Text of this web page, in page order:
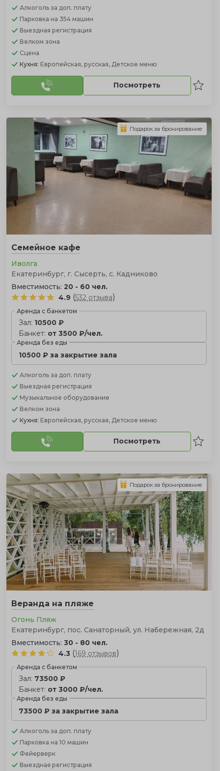
Алкоголь за доп. плату
Парковка на 354 машин
Выездная регистрация
Велком зона
Сцена
Кухня: Европейская, русская, Детское меню
Посмотреть
Семейное кафе
Иволга
Екатеринбург, г. Сысерть, с. Кадниково
Вместимость: 20 - 60 чел.
4.9 (532 отзыва)
Аренда с банкетом
Зал: 10500 ₽
Банкет: от 3500 ₽/чел.
Аренда без еды
10500 ₽ за закрытие зала
Алкоголь за доп. плату
Выездная регистрация
Музыкальное оборудование
Велком зона
Кухня: Европейская, русская, Детское меню
Посмотреть
Подарок за бронирование
Веранда на пляже
Огонь Пляж
Екатеринбург, пос. Санаторный, ул. Набережная, 2д
Вместимость: 30 - 80 чел.
4.3 (169 отзывов)
Аренда с банкетом
Зал: 73500 ₽
Банкет: от 3000 ₽/чел.
Аренда без еды
73500 ₽ за закрытие зала
Алкоголь за доп. плату
Парковка на 10 машин
Фейерверк
Выездная регистрация
Подарок за бронирование